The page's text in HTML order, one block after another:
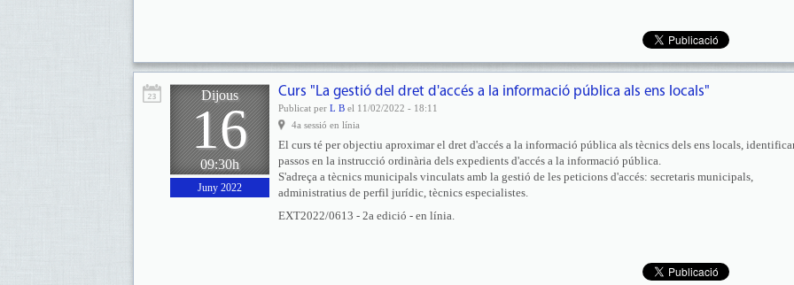
Dijous
16
09:30h
Juny 2022
Curs "La gestió del dret d'accés a la informació pública als ens locals"
Publicat per L B el 11/02/2022 - 18:11
4a sessió en línia
El curs té per objectiu aproximar el dret d'accés a la informació pública als tècnics dels ens locals,
passos en la instrucció ordinària dels expedients d'accés a la informació pública.
S'adreça a tècnics municipals vinculats amb la gestió de les peticions d'accés: secretaris municipals,
administratius de perfil jurídic, tècnics especialistes.
EXT2022/0613 - 2a edició - en línia.